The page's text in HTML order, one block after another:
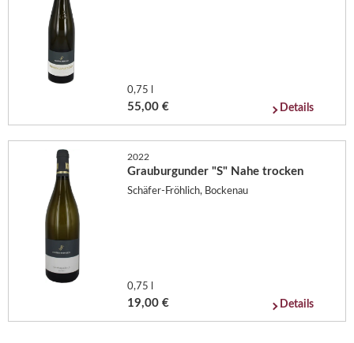
0,75 l
55,00 € Details
2022
Grauburgunder "S" Nahe trocken
Schäfer-Fröhlich, Bockenau
0,75 l
19,00 € Details